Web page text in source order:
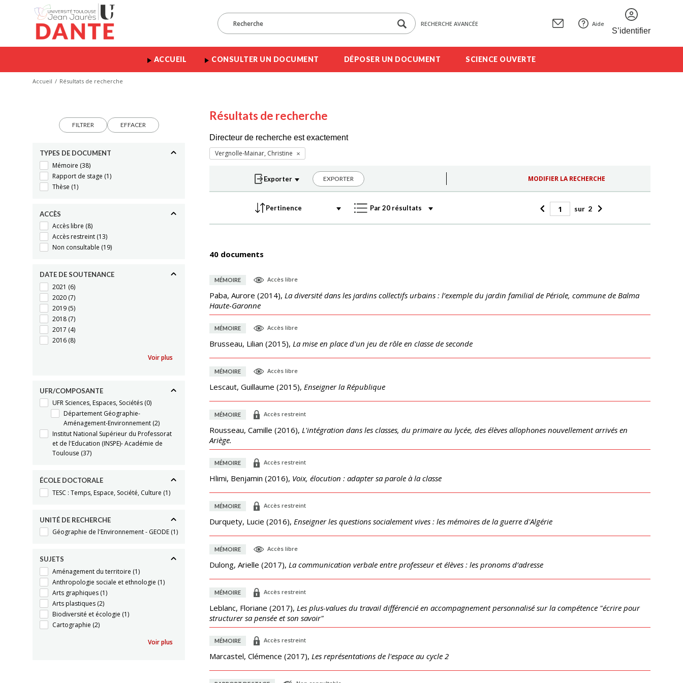
RECHERCHE AVANCÉE Aide
S’identifier
ACCUEIL CONSULTER UN DOCUMENT DÉPOSER UN DOCUMENT SCIENCE OUVERTE
Accueil Résultats de recherche
FILTRER EFFACER
TYPES DE DOCUMENT
Mémoire (38)
Rapport de stage (1)
Thèse (1)
ACCÈS
Accès libre (8)
Accès restreint (13)
Non consultable (19)
DATE DE SOUTENANCE
2021 (6)
2020 (7)
2019 (5)
2018 (7)
2017 (4)
2016 (8)
Voir plus
UFR/COMPOSANTE
UFR Sciences, Espaces, Sociétés (0)
Département Géographie-
Aménagement-Environnement (2)
Institut National Supérieur du Professorat
et de l'Education (INSPE)- Académie de
Toulouse (37)
ÉCOLE DOCTORALE
TESC : Temps, Espace, Société, Culture (1)
UNITÉ DE RECHERCHE
Géographie de l'Environnement - GEODE (1)
SUJETS
Aménagement du territoire (1)
Anthropologie sociale et ethnologie (1)
Arts graphiques (1)
Arts plastiques (2)
Biodiversité et écologie (1)
Cartographie (2)
Voir plus
Résultats de recherche
Directeur de recherche est exactement
Vergnolle-Mainar, Christine
EXPORTER MODIFIER LA RECHERCHE
sur 2
40 documents
MÉMOIRE Accès libre
Paba, Aurore (2014), La diversité dans les jardins collectifs urbains : l’exemple du jardin familial de Périole, commune de Balma
Haute-Garonne
MÉMOIRE Accès libre
Brusseau, Lilian (2015), La mise en place d'un jeu de rôle en classe de seconde
MÉMOIRE Accès libre
Lescaut, Guillaume (2015), Enseigner la République
MÉMOIRE Accès restreint
Rousseau, Camille (2016), L'intégration dans les classes, du primaire au lycée, des élèves allophones nouvellement arrivés en
Ariège.
MÉMOIRE Accès restreint
Hlimi, Benjamin (2016), Voix, élocution : adapter sa parole à la classe
MÉMOIRE Accès restreint
Durquety, Lucie (2016), Enseigner les questions socialement vives : les mémoires de la guerre d'Algérie
MÉMOIRE Accès libre
Dulong, Arielle (2017), La communication verbale entre professeur et élèves : les pronoms d’adresse
MÉMOIRE Accès restreint
Leblanc, Floriane (2017), Les plus-values du travail différencié en accompagnement personnalisé sur la compétence "écrire pour
structurer sa pensée et son savoir"
MÉMOIRE Accès restreint
Marcastel, Clémence (2017), Les représentations de l'espace au cycle 2